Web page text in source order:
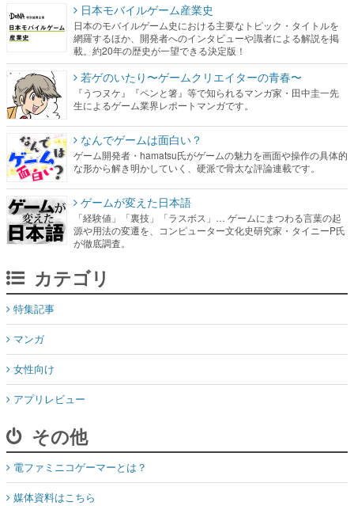
日本モバイルゲーム産業史
日本のモバイルゲーム史における主要なトピック・タイトルを
網羅するほか、開発者へのインタビューや識者による解説を掲
載。約20年の歴史が一望できる決定版！
若ゲのいたり〜ゲームクリエイターの青春〜
『うつヌケ』『ペンと箸』等で知られるマンガ家・田中圭一先
生によるゲーム業界レポートマンガです。
なんでゲームは面白い？
ゲーム開発者・hamatsu氏がゲームの魅力を画面や操作の具体的
な形から解き明かしていく、硬派で骨太な評論連載です。
ゲームが変えた日本語
「経験値」「裏技」「ラスボス」… ゲームにまつわる言葉の起
源や用法の変遷を、コンピューター文化史研究家・タイニーP氏
が徹底調査。
カテゴリ
特集記事
マンガ
女性向け
アプリレビュー
その他
電ファミニコゲーマーとは？
媒体資料はこちら